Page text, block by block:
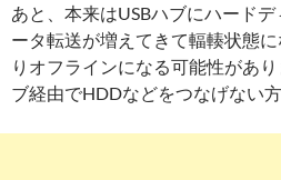
あと、本来はUSBハブにハード
ータ転送が増えてきて輻輳状態
りオフラインになる可能性があ
ブ経由でHDDなどをつなげない方